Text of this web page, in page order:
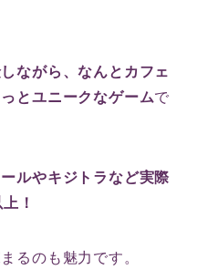
ながら、なんとカフェ
とユニークなゲームで
ルやキジトラなど実際
！
るのも魅力です。